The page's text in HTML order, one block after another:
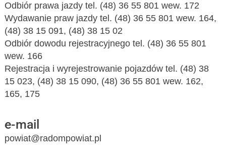
Odbiór prawa jazdy tel. (48) 36 55 801 wew. 172
Wydawanie praw jazdy tel. (48) 36 55 801 wew. 164,
(48) 38 15 091, (48) 38 15 02
Odbiór dowodu rejestracyjnego tel. (48) 36 55 801
wew. 166
Rejestracja i wyrejestrowanie pojazdów tel. (48) 38
15 023, (48) 38 15 090, (48) 36 55 801 wew. 162,
165, 175
e-mail
powiat@radompowiat.pl